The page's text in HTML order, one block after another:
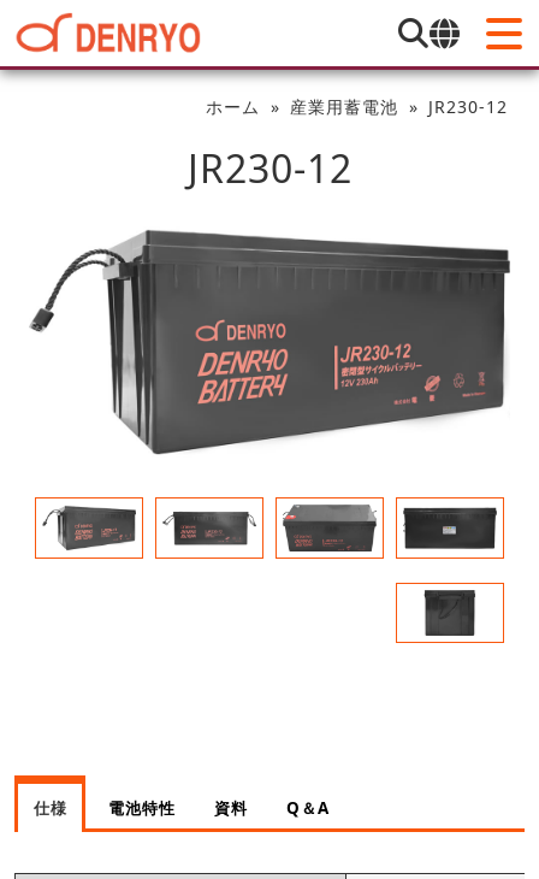
ホーム 産業用蓄電池 JR230-12
JR230-12
仕様 電池特性 資料 Q＆A